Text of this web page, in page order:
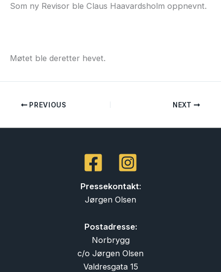
Som ny Revisor ble Claus Haavardsholm oppnevnt.
Møtet ble deretter hevet.
PREVIOUS NEXT
Pressekontakt:
Jørgen Olsen
Postadresse:
Norbrygg
c/o Jørgen Olsen
Valdresgata 15